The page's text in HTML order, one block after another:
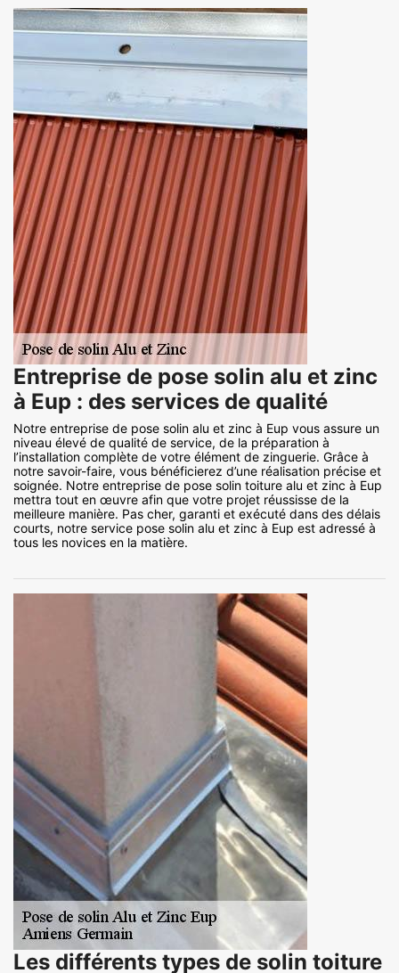
Entreprise de pose solin alu et zinc
à Eup : des services de qualité
Notre entreprise de pose solin alu et zinc à Eup vous assure un
niveau élevé de qualité de service, de la préparation à
l’installation complète de votre élément de zinguerie. Grâce à
notre savoir-faire, vous bénéficierez d’une réalisation précise et
soignée. Notre entreprise de pose solin toiture alu et zinc à Eup
mettra tout en œuvre afin que votre projet réussisse de la
meilleure manière. Pas cher, garanti et exécuté dans des délais
courts, notre service pose solin alu et zinc à Eup est adressé à
tous les novices en la matière.
Les différents types de solin toiture